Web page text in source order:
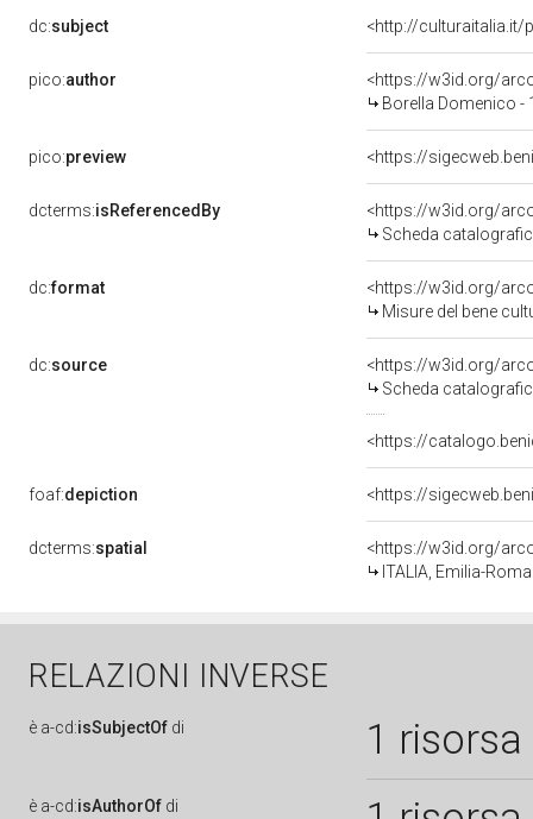
dc:subject <http://culturaitalia.it/
pico:author
<https://w3id.org/
Borella Domenico -
pico:preview <https://
dcterms:isReferencedBy
<https://w3id.org/
Scheda
dc:format
<https://w3id.org/
Misure del bene
dc:source
<https://w3id.org/
Scheda
<https://
foaf:depiction <https://
dcterms:spatial
<https://w3id.org/
ITALIA, Emilia-
RELAZIONI INVERSE
è a-cd:isSubjectOf di 1 risorsa
è a-cd:isAuthorOf di